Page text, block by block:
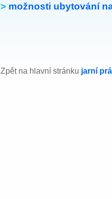
> možnosti ubytování
Zpět na hlavní stránku jarní